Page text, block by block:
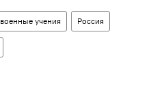
военные учения Россия